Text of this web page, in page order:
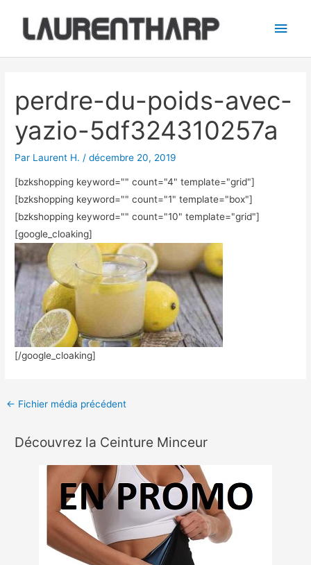
contenu
perdre-du-poids-avec-
yazio-5df324310257a
Par Laurent H. /décembre 20, 2019
[bzkshopping keyword="" count="4" template="grid"]
[bzkshopping keyword="" count="1" template="box"]
[bzkshopping keyword="" count="10" template="grid"]
[google_cloaking]
[/google_cloaking]
articles
← Fichier média précédent
Découvrez la Ceinture Minceur